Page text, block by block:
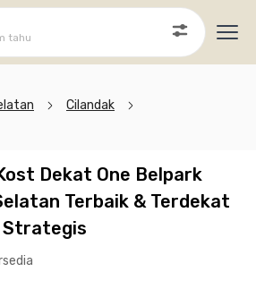
tahu
Cilandak
Dekat One Belpark
Terbaik & Terdekat
Strategis